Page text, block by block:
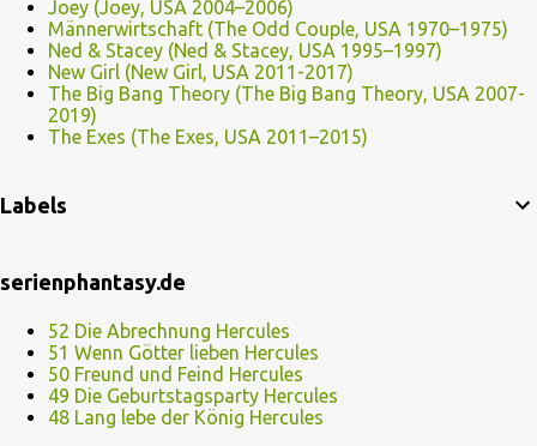
Joey (Joey, USA 2004–2006)
Männerwirtschaft (The Odd Couple, USA 1970–1975)
Ned & Stacey (Ned & Stacey, USA 1995–1997)
New Girl (New Girl, USA 2011-2017)
The Big Bang Theory (The Big Bang Theory, USA 2007-
2019)
The Exes (The Exes, USA 2011–2015)
Labels
serienphantasy.de
52 Die Abrechnung Hercules
51 Wenn Götter lieben Hercules
50 Freund und Feind Hercules
49 Die Geburtstagsparty Hercules
48 Lang lebe der König Hercules